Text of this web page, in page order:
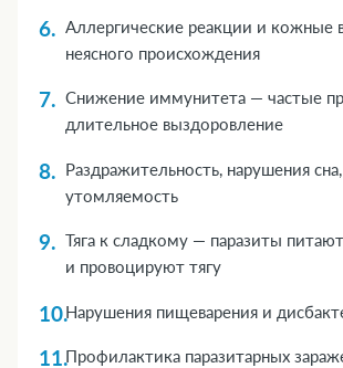
Аллергические реакции и кожные
неясного происхождения
Снижение иммунитета — частые
длительное выздоровление
Раздражительность, нарушения
утомляемость
Тяга к сладкому — паразиты
и провоцируют тягу
Нарушения пищеварения и
Профилактика паразитарных